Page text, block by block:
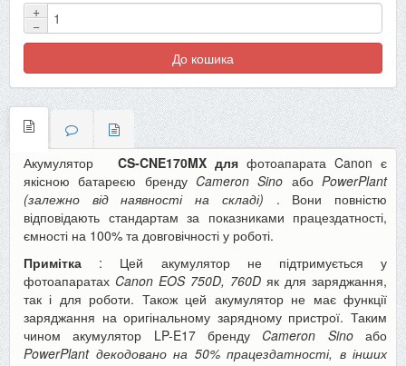
+
−
До кошика
Акумулятор CS-CNE170MX для фотоапарата Canon є
якісною батареєю бренду Cameron Sino абоPowerPlant
(залежно від наявності на складі) . Вони повністю
відповідають стандартам за показниками працездатності,
ємності на 100% та довговічності у роботі.
Примітка : Цей акумулятор не підтримується у
фотоапаратах Canon EOS 750D, 760D як для заряджання,
так і для роботи. Також цей акумулятор не має функції
заряджання на оригінальному зарядному пристрої. Таким
чином акумулятор LP-E17 бренду Cameron Sinoабо
PowerPlant декодовано на 50% працездатності, в інших